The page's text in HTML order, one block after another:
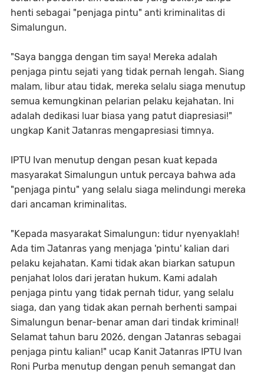
henti sebagai "penjaga pintu" anti kriminalitas di
Simalungun.
"Saya bangga dengan tim saya! Mereka adalah
penjaga pintu sejati yang tidak pernah lengah. Siang
malam, libur atau tidak, mereka selalu siaga menutup
semua kemungkinan pelarian pelaku kejahatan. Ini
adalah dedikasi luar biasa yang patut diapresiasi!"
ungkap Kanit Jatanras mengapresiasi timnya.
IPTU Ivan menutup dengan pesan kuat kepada
masyarakat Simalungun untuk percaya bahwa ada
"penjaga pintu" yang selalu siaga melindungi mereka
dari ancaman kriminalitas.
"Kepada masyarakat Simalungun: tidur nyenyaklah!
Ada tim Jatanras yang menjaga 'pintu' kalian dari
pelaku kejahatan. Kami tidak akan biarkan satupun
penjahat lolos dari jeratan hukum. Kami adalah
penjaga pintu yang tidak pernah tidur, yang selalu
siaga, dan yang tidak akan pernah berhenti sampai
Simalungun benar-benar aman dari tindak kriminal!
Selamat tahun baru 2026, dengan Jatanras sebagai
penjaga pintu kalian!" ucap Kanit Jatanras IPTU Ivan
Roni Purba menutup dengan penuh semangat dan